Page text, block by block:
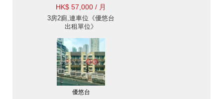
HK$ 57,000 / 月
3房2廁,連車位《優悠台
出租單位》
優悠台